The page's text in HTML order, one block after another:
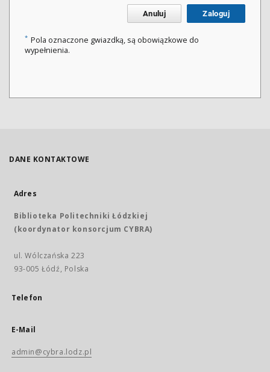
Anuluj Zaloguj
* Pola oznaczone gwiazdką, są obowiązkowe do
wypełnienia.
DANE KONTAKTOWE
Adres
Biblioteka Politechniki Łódzkiej
(koordynator konsorcjum CYBRA)
ul. Wólczańska 223
93-005 Łódź, Polska
Telefon
E-Mail
admin@cybra.lodz.pl